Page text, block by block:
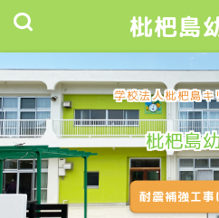
枇杷島
学校法人枇杷島
枇杷島
耐震補強工事